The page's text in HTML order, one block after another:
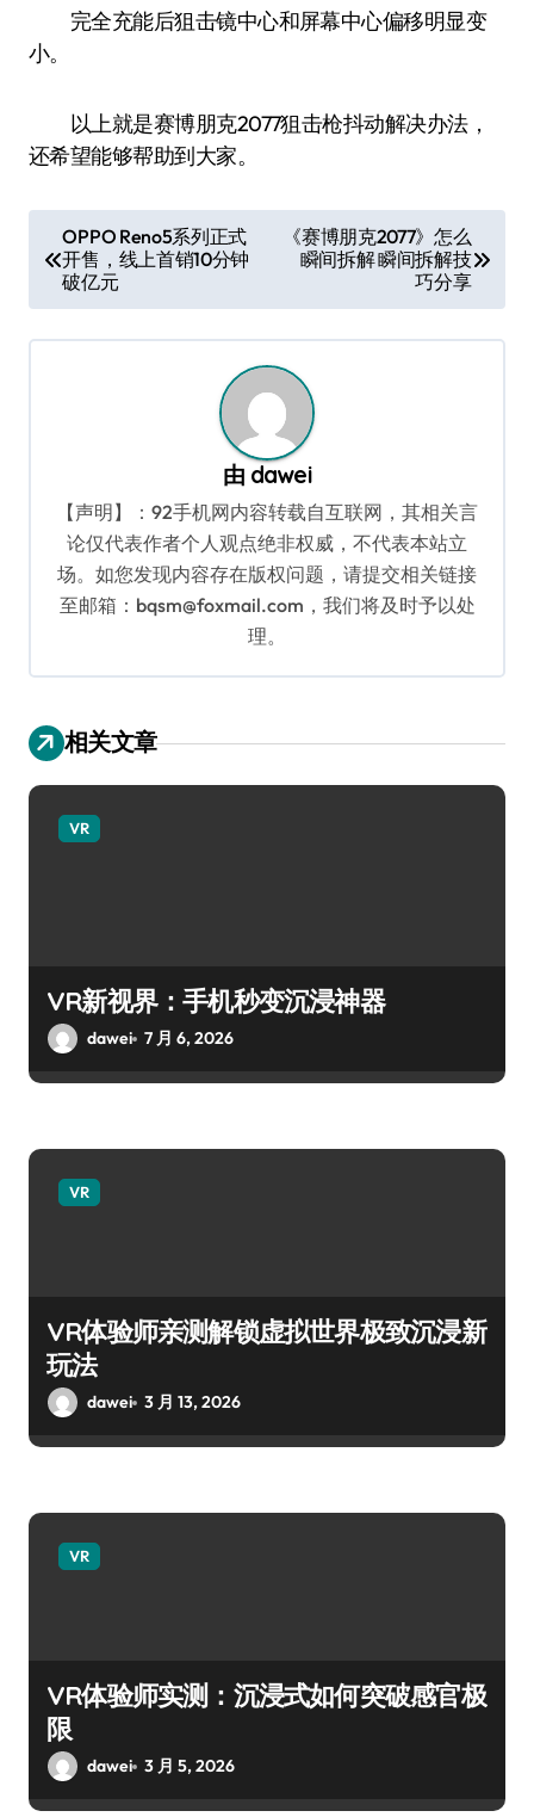
完全充能后狙击镜中心和屏幕中心偏移明显变
小。
以上就是赛博朋克2077狙击枪抖动解决办法，
还希望能够帮助到大家。
章
导
航
OPPO Reno5系列正式
开售，线上首销10分钟
破亿元
《赛博朋克2077》怎么
瞬间拆解 瞬间拆解技
巧分享
由 dawei
【声明】：92手机网内容转载自互联网，其相关言
论仅代表作者个人观点绝非权威，不代表本站立
场。如您发现内容存在版权问题，请提交相关链接
至邮箱：bqsm@foxmail.com，我们将及时予以处
理。
相关文章
VR
VR新视界：手机秒变沉浸神器
dawei 7 月 6, 2026
VR
VR体验师亲测解锁虚拟世界极致沉浸新
玩法
dawei 3 月 13, 2026
VR
VR体验师实测：沉浸式如何突破感官极
限
dawei 3 月 5, 2026